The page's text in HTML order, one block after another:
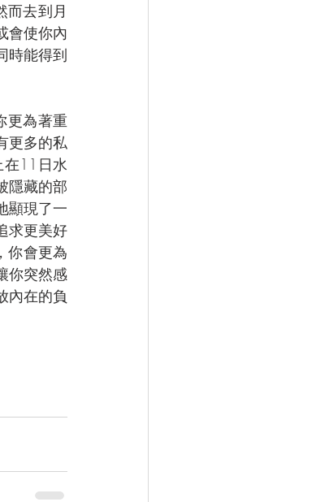
而去到月
會使你內
時能得到
更為著重
更多的私
在11日水
隱藏的部
顯現了一
求更美好
你會更為
你突然感
內在的負